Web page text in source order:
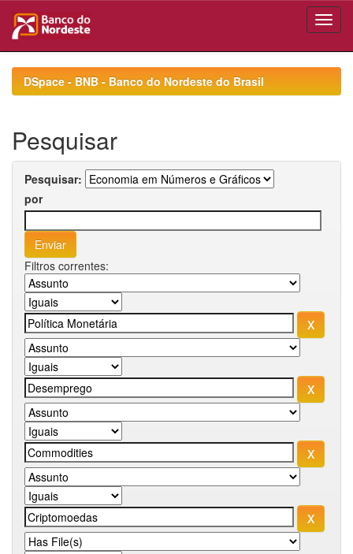
navigationDSpace - BNB - Banco do Nordeste do Brasil
Pesquisar
Pesquisar:
por
Filtros correntes: